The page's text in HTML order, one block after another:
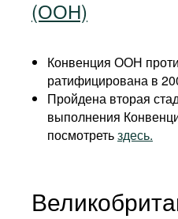
(ООН)
Конвенция ООН
ратифицирована в
Пройдена вторая
выполнения
посмотретьздесь.